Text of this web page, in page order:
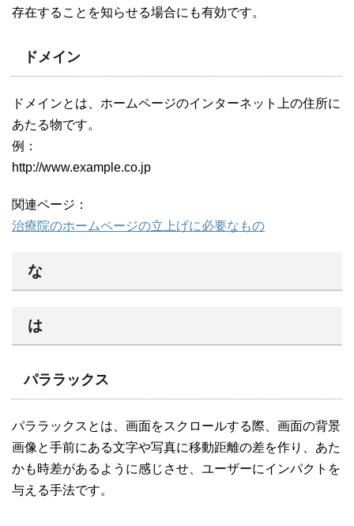
存在することを知らせる場合にも有効です。
ドメイン
ドメインとは、ホームページのインターネット上の住所に
あたる物です。
例：
http://www.example.co.jp
関連ページ：
治療院のホームページの立上げに必要なもの
な
は
パララックス
パララックスとは、画面をスクロールする際、画面の背景
画像と手前にある文字や写真に移動距離の差を作り、あた
かも時差があるように感じさせ、ユーザーにインパクトを
与える手法です。